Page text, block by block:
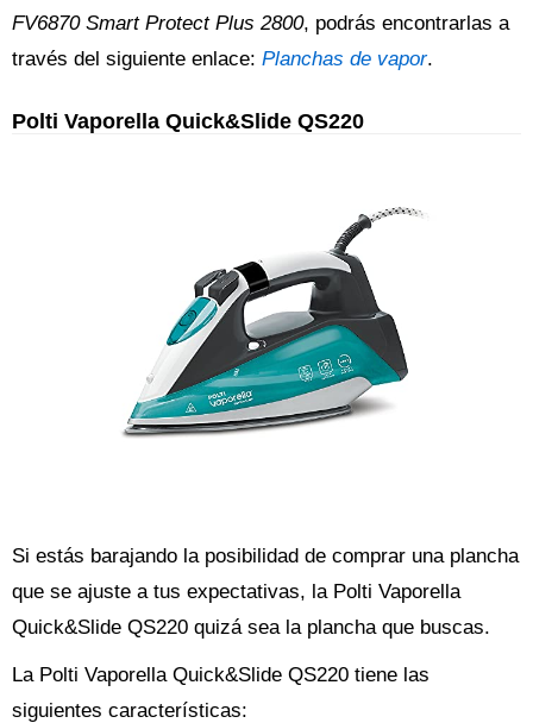
FV6870 Smart Protect Plus 2800, podrás encontrarlas a
través del siguiente enlace: Planchas de vapor.
Polti Vaporella Quick&Slide QS220
Si estás barajando la posibilidad de comprar una plancha
que se ajuste a tus expectativas, la Polti Vaporella
Quick&Slide QS220 quizá sea la plancha que buscas.
La Polti Vaporella Quick&Slide QS220 tiene las
siguientes características: